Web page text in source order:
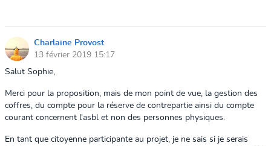
Charlaine Provost
13 février 2019 15:17
Salut Sophie,
Merci pour la proposition, mais de mon point de vue, la gestion des
coffres, du compte pour la réserve de contrepartie ainsi du compte
courant concernent l'asbl et non des personnes physiques.
En tant que citoyenne participante au projet, je ne sais si je serais